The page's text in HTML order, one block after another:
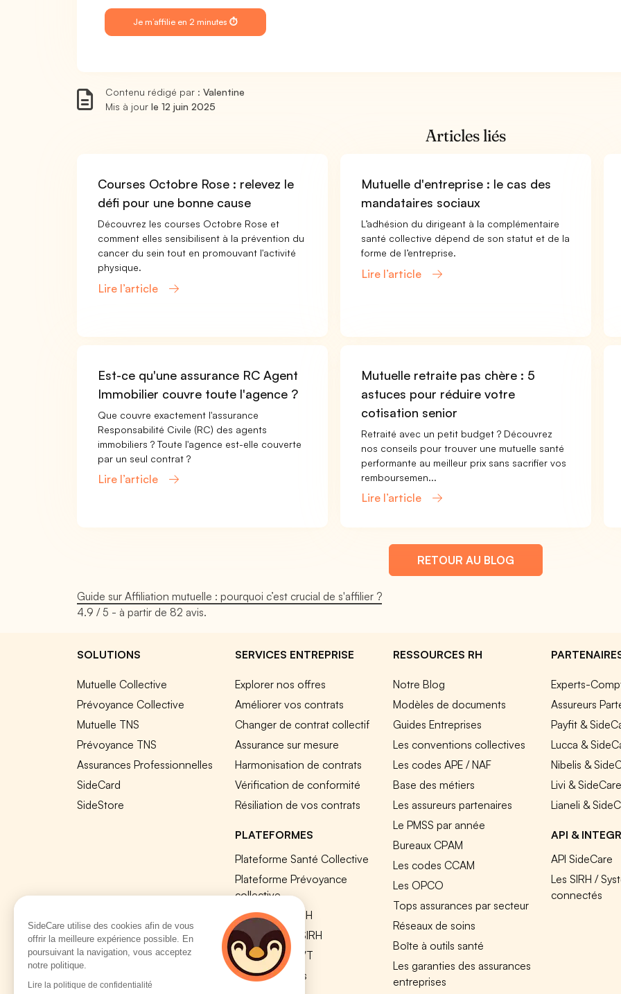
Je m’affilie en 2 minutes ⏱️
Contenu rédigé par :Valentine
Mis à jourle 12 juin 2025
Articles liés
Courses Octobre Rose : relevez le
défi pour une bonne cause
Découvrez les courses Octobre Rose et
comment elles sensibilisent à la prévention du
cancer du sein tout en promouvant l'activité
physique.
Lire l’article
Mutuelle d'entreprise : le cas des
mandataires sociaux
L’adhésion du dirigeant à la complémentaire
santé collective dépend de son statut et de la
forme de l’entreprise.
Lire l’article
Est-ce qu'une assurance RC Agent
Immobilier couvre toute l'agence ?
Que couvre exactement l'assurance
Responsabilité Civile (RC) des agents
immobiliers ? Toute l'agence est-elle couverte
par un seul contrat ?
Lire l’article
Mutuelle retraite pas chère : 5
astuces pour réduire votre
cotisation senior
Retraité avec un petit budget ? Découvrez
nos conseils pour trouver une mutuelle santé
performante au meilleur prix sans sacrifier vos
remboursemen...
Lire l’article
RETOUR AU BLOG
Guide sur Affiliation mutuelle : pourquoi c’est crucial de s'affilier ?
4.9 / 5 - à partir de 82 avis.
SOLUTIONS
Mutuelle Collective
Prévoyance Collective
Mutuelle TNS
Prévoyance TNS
Assurances Professionnelles
SideCard
SideStore
SERVICES ENTREPRISE
Explorer nos offres
Améliorer vos contrats
Changer de contrat collectif
Assurance sur mesure
Harmonisation de contrats
Vérification de conformité
Résiliation de vos contrats
PLATEFORMES
Plateforme Santé Collective
Plateforme Prévoyance
collective
Plateforme SIRH
Nos modules SIRH
Plateforme QVT
Tous nos outils
RESSOURCES RH
Notre Blog
Modèles de documents
Guides Entreprises
Les conventions collectives
Les codes APE / NAF
Base des métiers
Les assureurs partenaires
Le PMSS par année
Bureaux CPAM
Les codes CCAM
Les OPCO
Tops assurances par secteur
Réseaux de soins
Boîte à outils santé
Les garanties des assurances
entreprises
Experts-
Assureurs
Payfit &
Lucca &
Nibelis &
Livi & SideCare
Lianeli &
API &
API SideCare
Les SIRH /
connectés
SideCare utilise des cookies afin de vous
offrir la meilleure expérience possible. En
poursuivant la navigation, vous acceptez
notre politique.
Lire la politique de confidentialité